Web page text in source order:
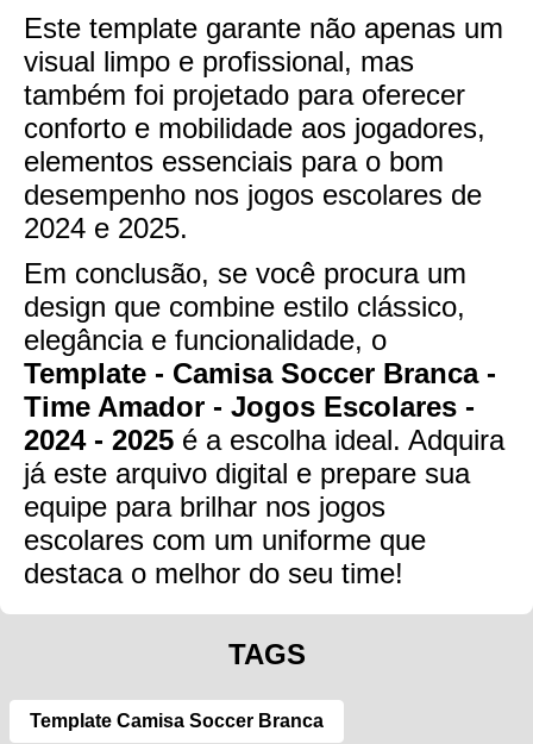
Este template garante não apenas um
visual limpo e profissional, mas
também foi projetado para oferecer
conforto e mobilidade aos jogadores,
elementos essenciais para o bom
desempenho nos jogos escolares de
2024 e 2025.
Em conclusão, se você procura um
design que combine estilo clássico,
elegância e funcionalidade, o
Template - Camisa Soccer Branca -
Time Amador - Jogos Escolares -
2024 - 2025 é a escolha ideal. Adquira
já este arquivo digital e prepare sua
equipe para brilhar nos jogos
escolares com um uniforme que
destaca o melhor do seu time!
TAGS
Template Camisa Soccer Branca